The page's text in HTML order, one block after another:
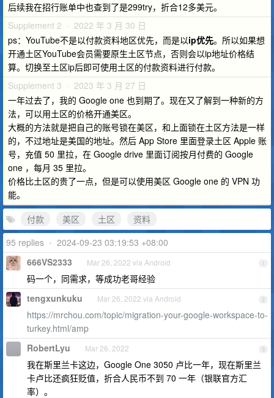
后续我在招行账单中也查到了是299try，折合12多美元。
Supplement 2 · 2022 年 3 月 30 日
ps：YouTube不是以付款资料地区优先，而是以ip优先。所以如果想
开通土区YouTube会员需要原生土区节点，否则会以ip地址价格结
算。切换至土区ip后即可使用土区的付款资料进行付款。
Supplement 3 · 2023 年 3 月 27 日
一年过去了，我的 Google one 也到期了。现在又了解到一种新的方
法，可以用土区的价格开通美区。
大概的方法就是把自己的账号锁在美区，和上面锁在土区方法是一样
的，不过地址是美国的地址。然后 App Store 里面登录土区 Apple 账
号，充值 50 里拉，在 Google drive 里面订阅按月付费的 Google
one ，每月 35 里拉。
价格比土区的贵了一点，但是可以使用美区 Google one 的 VPN 功
能。
付款
美区 土区
资料
95 replies • 2024-09-23 03:19:53 +08:00
1
666VS2333 Mar 26, 2022 via Android
码一个，同需求，等成功老哥经验
2
tengxunkuku Mar 26, 2022 via Android
https://mrchou.com/topic/migration-your-google-workspace-to-
turkey.html/amp
3
RobertLyu Mar 26, 2022
我在斯里兰卡这边，Google One 3050 卢比一年，现在斯里兰
卡卢比还疯狂贬值，折合人民币不到 70 一年（银联官方汇
率）。